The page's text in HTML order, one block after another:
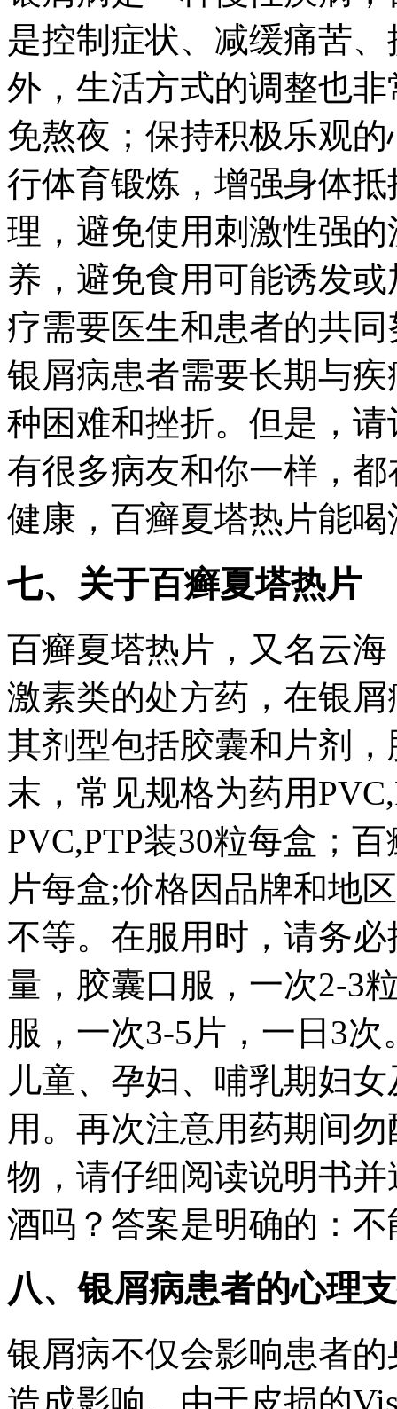
是控制症状、减缓痛苦
外，生活方式的调整也
免熬夜；保持积极乐观
行体育锻炼，增强身体
理，避免使用刺激性强
养，避免食用可能诱发
疗需要医生和患者的共
银屑病患者需要长期与
种困难和挫折。但是，
有很多病友和你一样，
健康，百癣夏塔热片能
七、关于百癣夏塔热片
百癣夏塔热片，又名云
激素类的处方药，在银
其剂型包括胶囊和片剂
末，常见规格为药用
PVC,PTP装30粒每盒；
片每盒;价格因品牌和地
不等。在服用时，请务
量，胶囊口服，一次2-3
服，一次3-5片，一日3
儿童、孕妇、哺乳期妇
用。再次注意用药期间
物，请仔细阅读说明书
酒吗？答案是明确的：不
八、银屑病患者的心理
银屑病不仅会影响患者